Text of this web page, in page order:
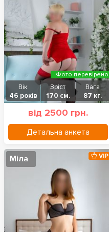
Вік
46 років
Зріст
170 см.
Вага
87 кг.
від 2500 грн.
Детальна анкета
Фото перевірено
Міла VIP